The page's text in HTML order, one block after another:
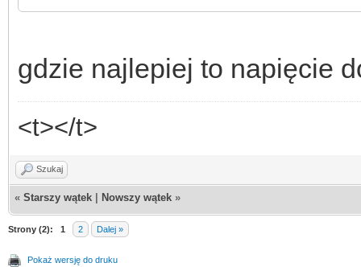
gdzie najlepiej to napięcie
<t></t>
Szukaj
« Starszy wątek Nowszy wątek »
Strony (2): 1 2 Dalej »
Pokaż wersję do druku